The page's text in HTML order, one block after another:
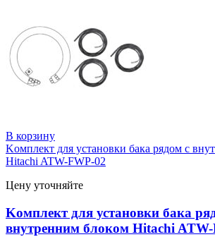
В корзину
Kомплект для установки бака рядом с
Hitachi ATW-FWP-02
Цену уточняйте
Kомплект для установки бака
внутренним блоком Hitachi